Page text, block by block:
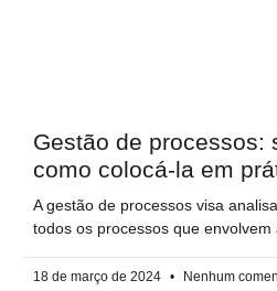
Gestão de processos:
como colocá-la em
A gestão de processos visa
todos os processos que envolvem
18 de março de 2024 Nenhum